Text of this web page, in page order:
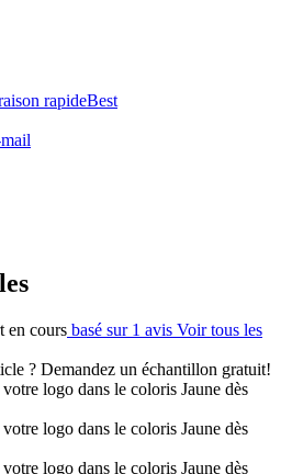
rapideBest
en cours basé sur 1 avis Voir tous les
? Demandez un échantillon gratuit!